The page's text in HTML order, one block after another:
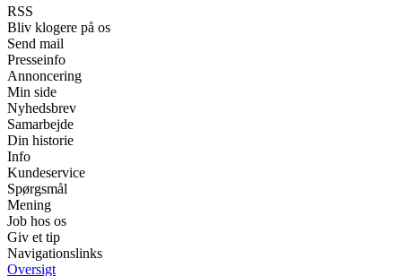
RSS
Bliv klogere på os
Send mail
Presseinfo
Annoncering
Min side
Nyhedsbrev
Samarbejde
Din historie
Info
Kundeservice
Spørgsmål
Mening
Job hos os
Giv et tip
Navigationslinks
Oversigt